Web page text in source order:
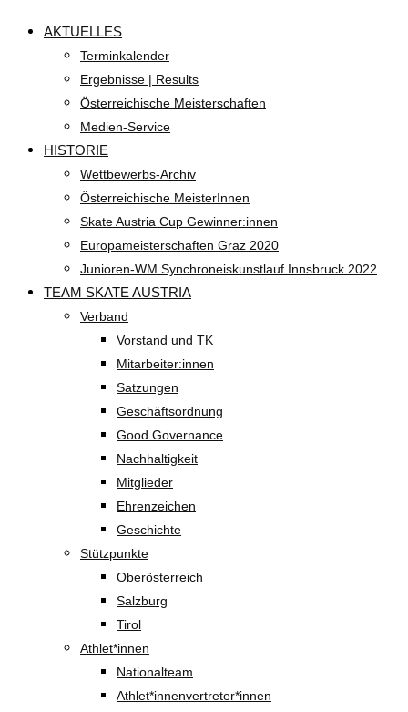
AKTUELLES
Terminkalender
Ergebnisse | Results
Österreichische Meisterschaften
Medien-Service
HISTORIE
Wettbewerbs-Archiv
Österreichische MeisterInnen
Skate Austria Cup Gewinner:innen
Europameisterschaften Graz 2020
Junioren-WM Synchroneiskunstlauf Innsbruck 2022
TEAM SKATE AUSTRIA
Verband
Vorstand und TK
Mitarbeiter:innen
Satzungen
Geschäftsordnung
Good Governance
Nachhaltigkeit
Mitglieder
Ehrenzeichen
Geschichte
Stützpunkte
Oberösterreich
Salzburg
Tirol
Athlet*innen
Nationalteam
Athlet*innenvertreter*innen